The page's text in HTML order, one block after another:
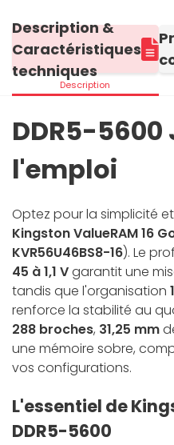
Description &
Caractéristiques
techniques
Description
DDR5-5600
l'emploi
Optez pour la simplicité
Kingston ValueRAM 16
KVR56U46BS8-16). Le
45 à 1,1 Vgarantit une
tandis que l'organisation
renforce la stabilité au
288 broches, 31,25 mm
une mémoire sobre,
vos configurations.
L'essentiel de
DDR5-5600